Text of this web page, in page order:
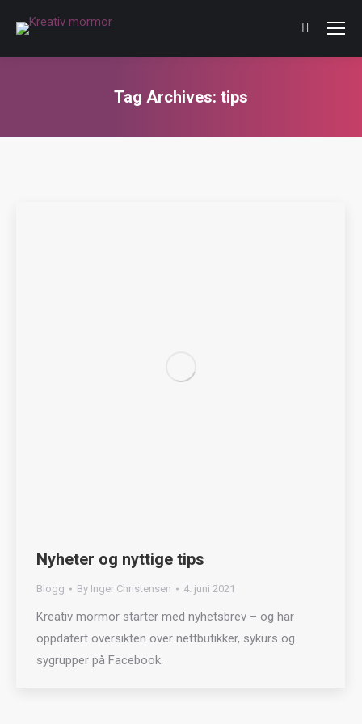
Tag Archives: tips
Nyheter og nyttige tips
Blogg By Inger Christensen 4. juni 2021
Kreativ mormor starter med nyhetsbrev – og har
oppdatert oversikten over nettbutikker, sykurs og
sygrupper på Facebook.